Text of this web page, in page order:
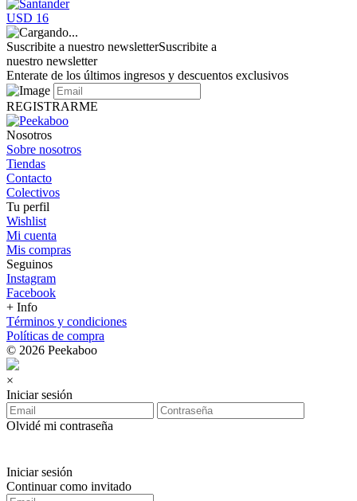
USD 16
Suscribite a nuestro newsletterSuscribite a
nuestro newsletter
Enterate de los últimos ingresos y descuentos exclusivos
REGISTRARME
Nosotros
Sobre nosotros
Tiendas
Contacto
Colectivos
Tu perfil
Wishlist
Mi cuenta
Mis compras
Seguinos
Instagram
Facebook
+ Info
Términos y condiciones
Políticas de compra
© 2026 Peekaboo
×
Iniciar sesión
Olvidé mi contraseña
Iniciar sesión
Continuar como invitado